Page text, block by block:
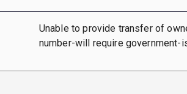
Unable to provide transfer of
number-will require